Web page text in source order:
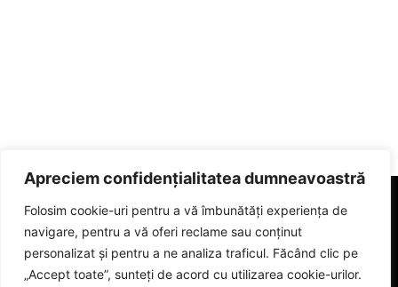
Apreciem confidențialitatea dumneavoastră
Folosim cookie-uri pentru a vă îmbunătăți experiența de
navigare, pentru a vă oferi reclame sau conținut
personalizat și pentru a ne analiza traficul. Făcând clic pe
„Accept toate”, sunteți de acord cu utilizarea cookie-urilor.